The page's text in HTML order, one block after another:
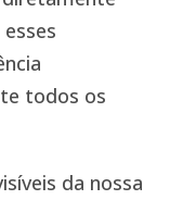
todos os
da nossa